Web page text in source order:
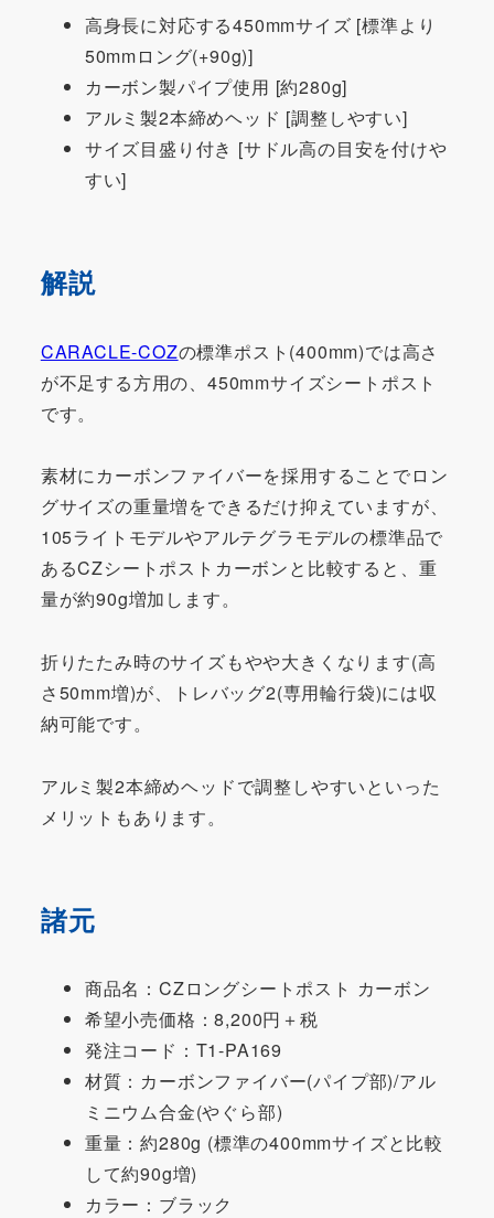
高身長に対応する450mmサイズ [標準より
50mmロング(+90g)]
カーボン製パイプ使用 [約280g]
アルミ製2本締めヘッド [調整しやすい]
サイズ目盛り付き [サドル高の目安を付けや
すい]
解説
CARACLE-COZの標準ポスト(400mm)では高さ
が不足する方用の、450mmサイズシートポスト
です。
素材にカーボンファイバーを採用することでロン
グサイズの重量増をできるだけ抑えていますが、
105ライトモデルやアルテグラモデルの標準品で
あるCZシートポストカーボンと比較すると、重
量が約90g増加します。
折りたたみ時のサイズもやや大きくなります(高
さ50mm増)が、トレバッグ2(専用輪行袋)には収
納可能です。
アルミ製2本締めヘッドで調整しやすいといった
メリットもあります。
諸元
商品名：CZロングシートポスト カーボン
希望小売価格：8,200円＋税
発注コード：T1-PA169
材質：カーボンファイバー(パイプ部)/アル
ミニウム合金(やぐら部)
重量：約280g (標準の400mmサイズと比較
して約90g増)
カラー：ブラック